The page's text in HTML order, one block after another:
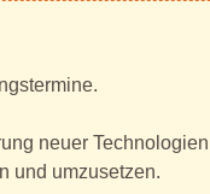
neuer
und umzusetzen.